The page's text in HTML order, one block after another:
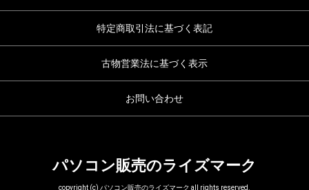
特定商取引法に基づく表記
古物営業法に基づく表示
お問い合わせ
パソコン販売のライズマーク
copyright (c) パソコン販売のライズマーク all rights reserved.